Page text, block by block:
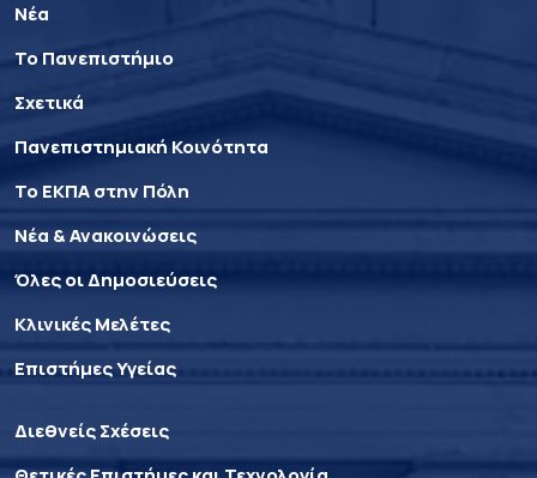
Νέα
Το Πανεπιστήμιο
Σχετικά
Πανεπιστημιακή Κοινότητα
Το ΕΚΠΑ στην Πόλη
Νέα & Ανακοινώσεις
Όλες οι Δημοσιεύσεις
Κλινικές Μελέτες
Επιστήμες Υγείας
Διεθνείς Σχέσεις